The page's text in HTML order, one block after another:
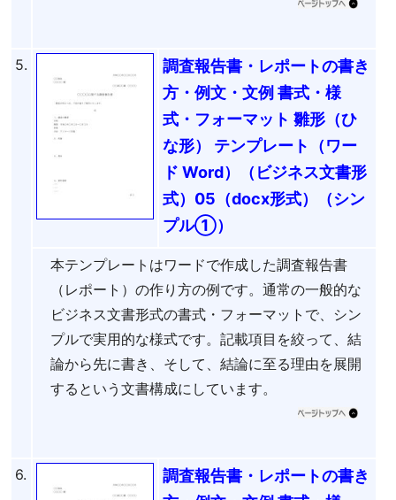
5.
調査報告書・レポートの書き
方・例文・文例 書式・様
式・フォーマット 雛形（ひ
な形） テンプレート（ワー
ド Word）（ビジネス文書形
式）05（docx形式）（シン
プル①）
本テンプレートはワードで作成した調査報告書
（レポート）の作り方の例です。通常の一般的な
ビジネス文書形式の書式・フォーマットで、シン
プルで実用的な様式です。記載項目を絞って、結
論から先に書き、そして、結論に至る理由を展開
するという文書構成にしています。
6.
調査報告書・レポートの書き